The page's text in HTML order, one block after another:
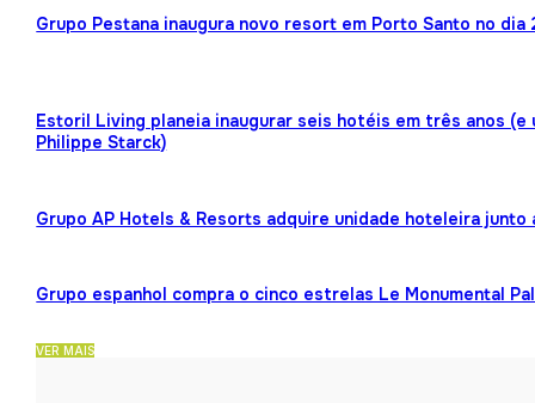
Grupo Pestana inaugura novo resort em Porto Santo no dia
Estoril Living planeia inaugurar seis hotéis em três anos (e
Philippe Starck)
Grupo AP Hotels & Resorts adquire unidade hoteleira
Grupo espanhol compra o cinco estrelas Le Monumental
VER MAIS